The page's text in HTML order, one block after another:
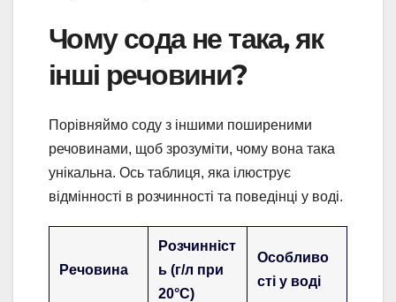
Чому сода не така, як
інші речовини?
Порівняймо соду з іншими поширеними
речовинами, щоб зрозуміти, чому вона така
унікальна. Ось таблиця, яка ілюструє
відмінності в розчинності та поведінці у воді.
Речовина
Розчинніст
ь (г/л при
20°C)
Особливо
сті у воді